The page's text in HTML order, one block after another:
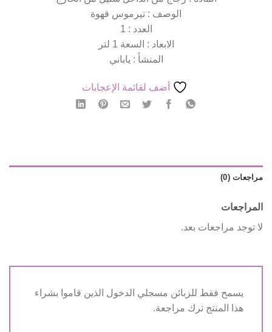
الوصف : تيرموس قهوة
العدد : 1
الابعاد : السعة 1 لتر
المنشأ : ياباني
أضف لقائمة الإعجابات
مراجعات (0)
المراجعات
لا توجد مراجعات بعد.
يسمح فقط للزبائن مسجلي الدخول الذين قاموا بشراء
هذا المنتج ترك مراجعة.